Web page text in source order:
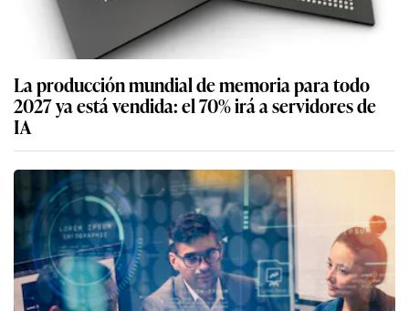
La producción mundial de memoria para todo
2027 ya está vendida: el 70% irá a servidores de
IA